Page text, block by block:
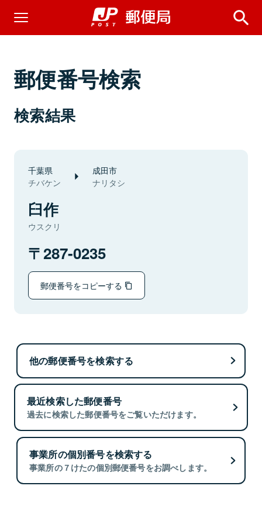
郵便番号検索
検索結果
千葉県
チバケン
成田市
ナリタシ
臼作
ウスクリ
287-0235
郵便番号をコピーする
他の郵便番号を検索する
最近検索した郵便番号
過去に検索した郵便番号をご覧いただけます。
事業所の個別番号を検索する
事業所の７けたの個別郵便番号をお調べします。